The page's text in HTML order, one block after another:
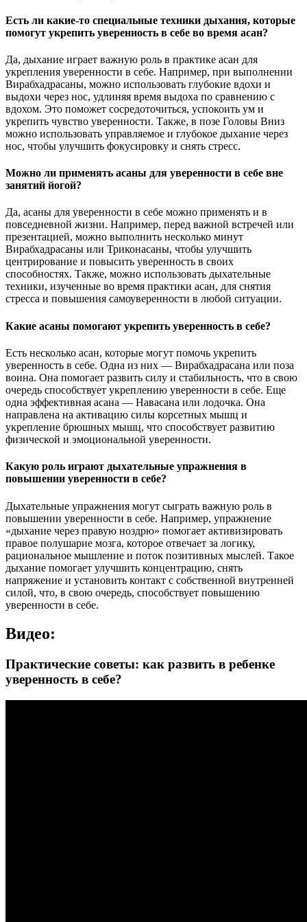
Есть ли какие-то специальные техники дыхания, которые
помогут укрепить уверенность в себе во время асан?
Да, дыхание играет важную роль в практике асан для
укрепления уверенности в себе. Например, при выполнении
Вирабхадрасаны, можно использовать глубокие вдохи и
выдохи через нос, удлиняя время выдоха по сравнению с
вдохом. Это поможет сосредоточиться, успокоить ум и
укрепить чувство уверенности. Также, в позе Головы Вниз
можно использовать управляемое и глубокое дыхание через
нос, чтобы улучшить фокусировку и снять стресс.
Можно ли применять асаны для уверенности в себе вне
занятий йогой?
Да, асаны для уверенности в себе можно применять и в
повседневной жизни. Например, перед важной встречей или
презентацией, можно выполнить несколько минут
Вирабхадрасаны или Триконасаны, чтобы улучшить
центрирование и повысить уверенность в своих
способностях. Также, можно использовать дыхательные
техники, изученные во время практики асан, для снятия
стресса и повышения самоуверенности в любой ситуации.
Какие асаны помогают укрепить уверенность в себе?
Есть несколько асан, которые могут помочь укрепить
уверенность в себе. Одна из них — Вирабхадрасана или поза
воина. Она помогает развить силу и стабильность, что в свою
очередь способствует укреплению уверенности в себе. Еще
одна эффективная асана — Навасана или лодочка. Она
направлена на активацию силы корсетных мышц и
укрепление брюшных мышц, что способствует развитию
физической и эмоциональной уверенности.
Какую роль играют дыхательные упражнения в
повышении уверенности в себе?
Дыхательные упражнения могут сыграть важную роль в
повышении уверенности в себе. Например, упражнение
«дыхание через правую ноздрю» помогает активизировать
правое полушарие мозга, которое отвечает за логику,
рациональное мышление и поток позитивных мыслей. Такое
дыхание помогает улучшить концентрацию, снять
напряжение и установить контакт с собственной внутренней
силой, что, в свою очередь, способствует повышению
уверенности в себе.
Видео:
Практические советы: как развить в ребенке
уверенность в себе?